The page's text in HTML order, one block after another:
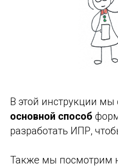
В этой инструкции
основной способ
разработать ИПР,
Также мы посмотрим